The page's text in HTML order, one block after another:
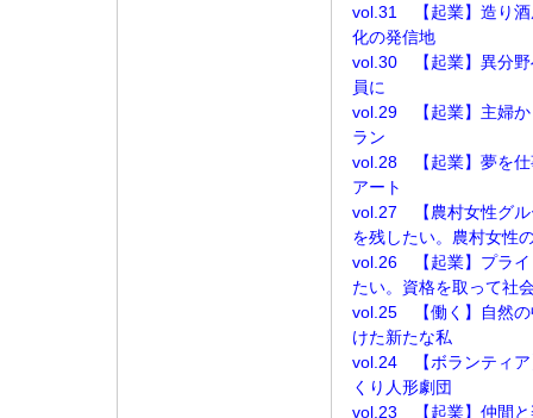
vol.31 【起業】造り酒
化の発信地
vol.30 【起業】異分野
員に
vol.29 【起業】主婦
ラン
vol.28 【起業】夢を仕
アート
vol.27 【農村女性グル
を残したい。農村女性
vol.26 【起業】プライ
たい。資格を取って社
vol.25 【働く】自然の
けた新たな私
vol.24 【ボランティア
くり人形劇団
vol.23 【起業】仲間と